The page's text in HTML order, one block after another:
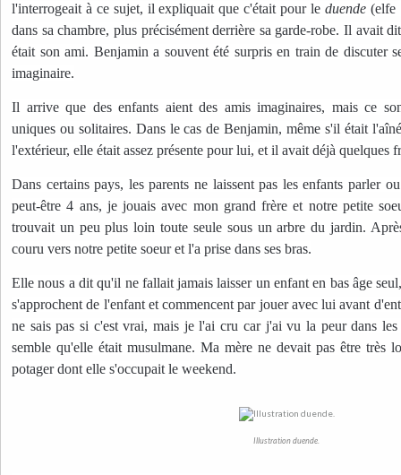
l'interrogeait à ce sujet, il expliquait que c'était pour le duende(elfe
dans sa chambre, plus précisément derrière sa garde-robe. Il avait dit
était son ami. Benjamin a souvent été surpris en train de discuter
imaginaire.
Il arrive que des enfants aient des amis imaginaires, mais ce
uniques ou solitaires. Dans le cas de Benjamin, même s'il était
l'extérieur, elle était assez présente pour lui, et il avait déjà quelques
Dans certains pays, les parents ne laissent pas les enfants parler
peut-être 4 ans, je jouais avec mon grand frère et notre petite
trouvait un peu plus loin toute seule sous un arbre du jardin.
couru vers notre petite soeur et l'a prise dans ses bras.
Elle nous a dit qu'il ne fallait jamais laisser un enfant en bas âge
s'approchent de l'enfant et commencent par jouer avec lui avant
ne sais pas si c'est vrai, mais je l'ai cru car j'ai vu la peur dans
semble qu'elle était musulmane. Ma mère ne devait pas être très
potager dont elle s'occupait le weekend.
Illustration duende.